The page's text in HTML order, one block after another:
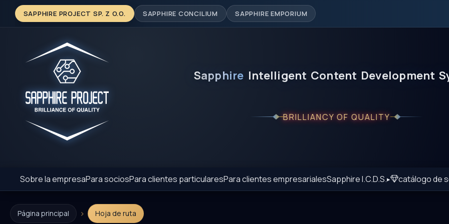
SAPPHIRE PROJECT SP. Z O.O. SAPPHIRE CONCILIUM SAPPHIRE EMPORIUM
Sapphire Intelligent Content Development
BRILLIANCY OF QUALITY
Sobre la empresaPara sociosPara clientes particularesPara clientes empresarialesSapphire I.C.D.S. catálogo de
Página principal › Hoja de ruta